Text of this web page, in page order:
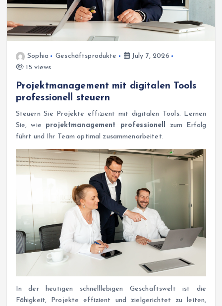
Sophia Geschäftsprodukte
July 7, 2026
15 views
Projektmanagement mit digitalen Tools
professionell steuern
Steuern Sie Projekte effizient mit digitalen Tools. Lernen
Sie, wie projektmanagement professionell
zum Erfolg
führt und Ihr Team optimal zusammenarbeitet.
In der heutigen schnelllebigen Geschäftswelt ist die
Fähigkeit, Projekte effizient und zielgerichtet zu leiten,